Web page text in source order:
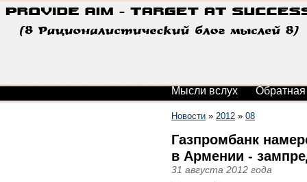
Мысли вслух Обратная
Новости » 2012 » 08
Газпромбанк
в Армении -
31 августа 2012 года